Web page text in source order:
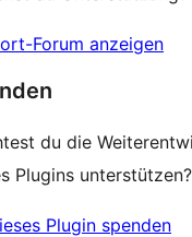
Forum anzeigen
du die
Plugins unterstützen?
Plugin spenden